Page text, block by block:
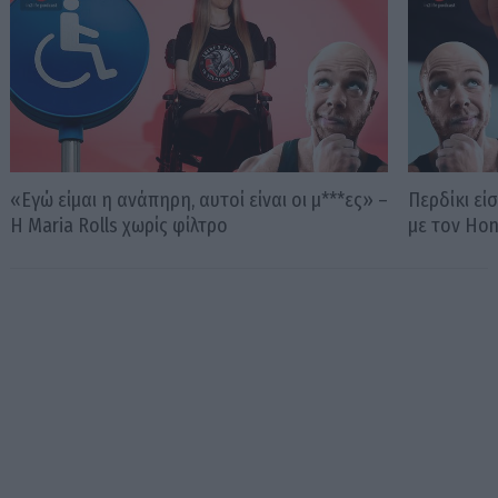
«Εγώ είμαι η ανάπηρη, αυτοί είναι οι μ***ες» –
Η Maria Rolls χωρίς φίλτρο
Περδίκι
με τον